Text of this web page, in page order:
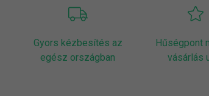
Gyors kézbesítés az
egész országban
Hűségpont
vásárlás